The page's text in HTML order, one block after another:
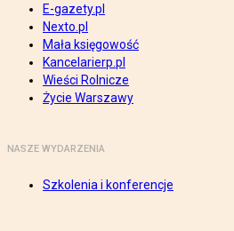
E-gazety.pl
Nexto.pl
Mała księgowość
Kancelarierp.pl
Wieści Rolnicze
Życie Warszawy
NASZE WYDARZENIA
Szkolenia i konferencje